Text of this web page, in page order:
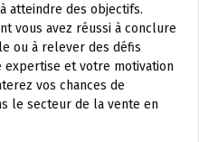
atteindre des objectifs.
vous avez réussi à conclure
ou à relever des défis
expertise et votre motivation
vos chances de
le secteur de la vente en